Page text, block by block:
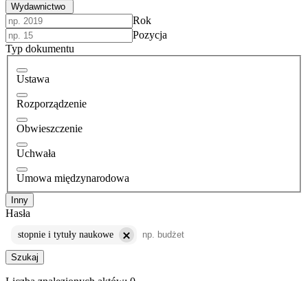
Wydawnictwo
Rok
Pozycja
Typ dokumentu
Ustawa
Rozporządzenie
Obwieszczenie
Uchwała
Umowa międzynarodowa
Inny
Hasła
stopnie i tytuły naukowe
Szukaj